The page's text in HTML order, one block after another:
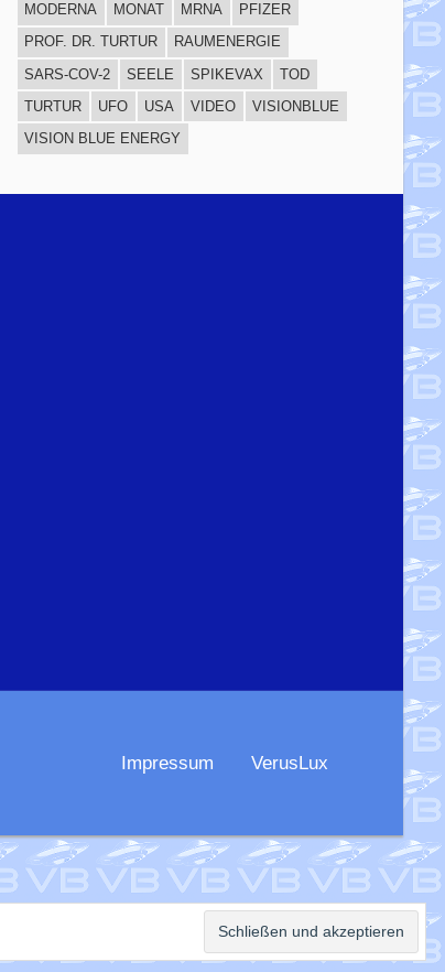
MODERNA
MONAT MRNA
PFIZER
PROF. DR. TURTUR
RAUMENERGIE
SARS-COV-2
SEELE SPIKEVAX
TOD
TURTUR
UFO USA VIDEO
VISIONBLUE
VISION BLUE ENERGY
Impressum VerusLux